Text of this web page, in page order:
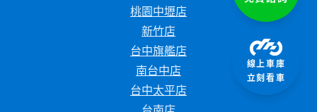
桃園中壢店
新竹店
台中旗艦店
南台中店
台中太平店
線上車庫
立刻看車